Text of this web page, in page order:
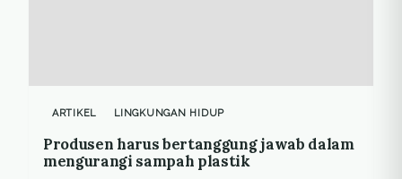
ARTIKEL LINGKUNGAN HIDUP
Produsen harus bertanggung jawab dalam
mengurangi sampah plastik